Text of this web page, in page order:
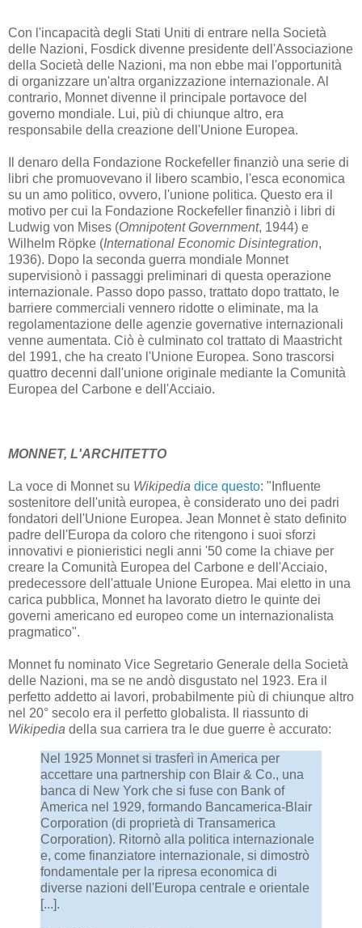
Con l'incapacità degli Stati Uniti di entrare nella Società
delle Nazioni, Fosdick divenne presidente dell'Associazione
della Società delle Nazioni, ma non ebbe mai l'opportunità
di organizzare un'altra organizzazione internazionale. Al
contrario, Monnet divenne il principale portavoce del
governo mondiale. Lui, più di chiunque altro, era
responsabile della creazione dell'Unione Europea.
Il denaro della Fondazione Rockefeller finanziò una serie di
libri che promuovevano il libero scambio, l'esca economica
su un amo politico, ovvero, l'unione politica. Questo era il
motivo per cui la Fondazione Rockefeller finanziò i libri di
Ludwig von Mises (Omnipotent Government, 1944) e
Wilhelm Röpke (International Economic Disintegration,
1936). Dopo la seconda guerra mondiale Monnet
supervisionò i passaggi preliminari di questa operazione
internazionale. Passo dopo passo, trattato dopo trattato, le
barriere commerciali vennero ridotte o eliminate, ma la
regolamentazione delle agenzie governative internazionali
venne aumentata. Ciò è culminato col trattato di Maastricht
del 1991, che ha creato l'Unione Europea. Sono trascorsi
quattro decenni dall'unione originale mediante la Comunità
Europea del Carbone e dell'Acciaio.
MONNET, L'ARCHITETTO
La voce di Monnet su Wikipedia dice questo: "Influente
sostenitore dell'unità europea, è considerato uno dei padri
fondatori dell'Unione Europea. Jean Monnet è stato definito
padre dell'Europa da coloro che ritengono i suoi sforzi
innovativi e pionieristici negli anni '50 come la chiave per
creare la Comunità Europea del Carbone e dell'Acciaio,
predecessore dell'attuale Unione Europea. Mai eletto in una
carica pubblica, Monnet ha lavorato dietro le quinte dei
governi americano ed europeo come un internazionalista
pragmatico".
Monnet fu nominato Vice Segretario Generale della Società
delle Nazioni, ma se ne andò disgustato nel 1923. Era il
perfetto addetto ai lavori, probabilmente più di chiunque altro
nel 20° secolo era il perfetto globalista. Il riassunto di
Wikipedia della sua carriera tra le due guerre è accurato:
Nel 1925 Monnet si trasferì in America per
accettare una partnership con Blair & Co., una
banca di New York che si fuse con Bank of
America nel 1929, formando Bancamerica-Blair
Corporation (di proprietà di Transamerica
Corporation). Ritornò alla politica internazionale
e, come finanziatore internazionale, si dimostrò
fondamentale per la ripresa economica di
diverse nazioni dell'Europa centrale e orientale
[...].